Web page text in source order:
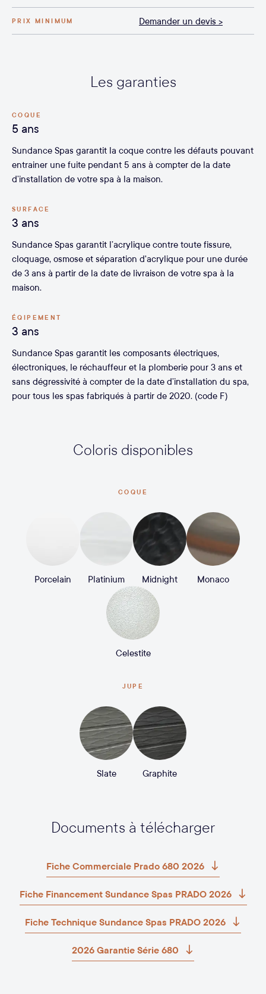
PRIX MINIMUM Demander un devis >
Les garanties
COQUE
5 ans
Sundance Spas garantit la coque contre les défauts pouvant
entrainer une fuite pendant 5 ans à compter de la date
d’installation de votre spa à la maison.
SURFACE
3 ans
Sundance Spas garantit l’acrylique contre toute fissure,
cloquage, osmose et séparation d'acrylique pour une durée
de 3 ans à partir de la date de livraison de votre spa à la
maison.
ÉQIPEMENT
3 ans
Sundance Spas garantit les composants électriques,
électroniques, le réchauffeur et la plomberie pour 3 ans et
sans dégressivité à compter de la date d’installation du spa,
pour tous les spas fabriqués à partir de 2020. (code F)
Coloris disponibles
COQUE
Porcelain Platinium Midnight Monaco
Celestite
JUPE
Slate Graphite
Documents à télécharger
Fiche Commerciale Prado 680 2026
Fiche Financement Sundance Spas PRADO 2026
Fiche Technique Sundance Spas PRADO 2026
2026 Garantie Série 680